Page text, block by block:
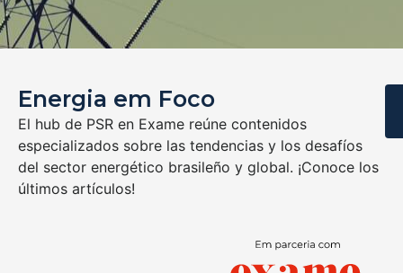
Energia em Foco
El hub de PSR en Exame reúne contenidos
especializados sobre las tendencias y los desafíos
del sector energético brasileño y global. ¡Conoce los
últimos artículos!